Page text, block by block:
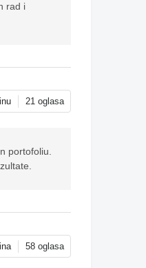
rad i
21 oglasa
portofoliu.
58 oglasa